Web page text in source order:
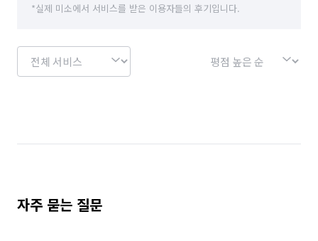
*실제 미소에서 서비스를 받은 이용자들의 후기입니다.
자주 묻는 질문